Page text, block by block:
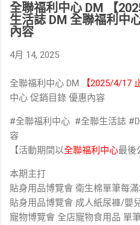
全聯福利中心 DM 【
生活誌 DM 全聯福利中
內容
4月 14, 2025
全聯福利中心 DM 【2025/4/17
中心 促銷目錄 優惠內容
#全聯福利中心 #全聯生活誌
容
【活動期間以全聯福利中心最後
本期主打
貼身用品博覽會 衛生棉單筆每
貼身用品博覽會 成人紙尿褲/嬰
寵物博覽會 全店寵物食用品 單